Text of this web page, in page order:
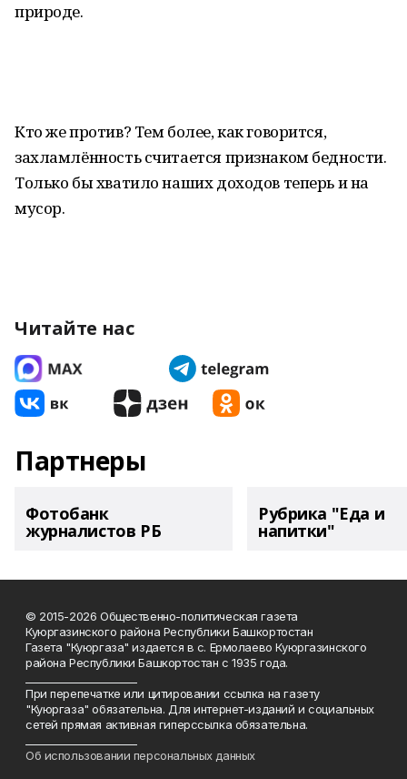
природе.
Кто же против? Тем более, как говорится,
захламлённость считается признаком бедности.
Только бы хватило наших доходов теперь и на
мусор.
Читайте нас
Партнеры
Фотобанк
журналистов РБ
Рубрика "Еда и
напитки"
© 2015-2026 Общественно-политическая газета
Куюргазинского района Республики Башкортостан
Газета "Куюргаза" издается в с. Ермолаево Куюргазинского
района Республики Башкортостан с 1935 года.
При перепечатке или цитировании ссылка на газету
"Куюргаза" обязательна. Для интернет-изданий и социальных
сетей прямая активная гиперссылка обязательна.
Об использовании персональных данных